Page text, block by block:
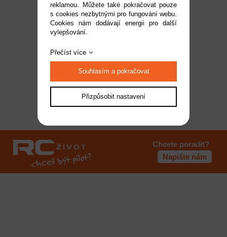
Chcete poradit?
Napište nám
reklamou. Můžete také pokračovat pouze
s cookies nezbytnými pro fungování webu.
Cookies nám dodávají energii pro další
vylepšování.
Přečíst více
Souhlasím a pokračovat
Přizpůsobit nastavení